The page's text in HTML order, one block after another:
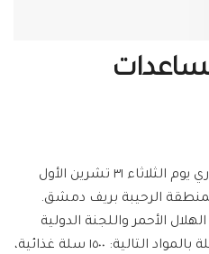
أدخل الهلال الأحمر العربي السوري يوم الثلاثاء ٣١ تشرين الأول
الأحمر واللجنة الدولية
للصليب الأحمر ٨ شاحنات محملة بالمواد التالية: ١٥٠٠ سلة غذائية،